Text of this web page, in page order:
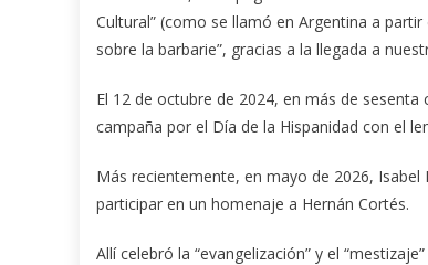
Cultural” (como se llamó en Argentina a
sobre la barbarie”, gracias a la llegada a
El 12 de octubre de 2024, en más de
campaña por el Día de la Hispanidad con el
Más recientemente, en mayo de 2026,
participar en un homenaje a Hernán Cortés.
Allí celebró la “evangelización” y el